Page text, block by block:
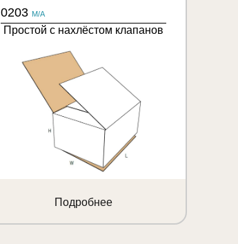
0203 M/A
Простой с нахлёстом клапанов
Подробнее